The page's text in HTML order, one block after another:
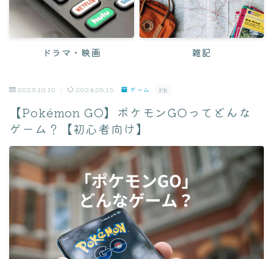
食べ物・レシピ
おやつ
レシピ
野菜
健康・ケア
ケア方法
病気・症状
緊急対応
病院・Q&A
ドラマ・映画 雑記
2023.10.10 2024.05.15 ゲーム PR
【Pokémon GO】ポケモンGOってどんな
ゲーム？【初心者向け】